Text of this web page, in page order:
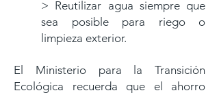
> Reutilizar agua siempre que
sea posible para riego o
limpieza exterior.
El Ministerio para la Transición
Ecológica recuerda que el ahorro